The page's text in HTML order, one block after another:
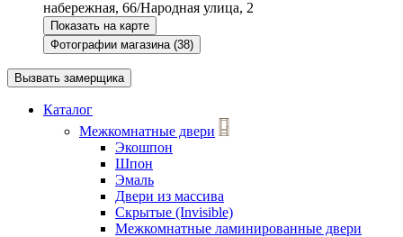
набережная, 66/Народная улица, 2
Показать на карте
Фотографии магазина (38)
Вызвать замерщика
Каталог
Межкомнатные двери
Экошпон
Шпон
Эмаль
Двери из массива
Скрытые (Invisible)
Межкомнатные ламинированные двери